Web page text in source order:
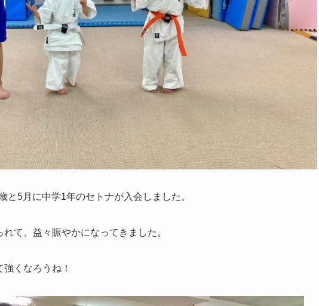
5月に中学1年のセトナが入会しました。
て、益々賑やかになってきました。
くなろうね！